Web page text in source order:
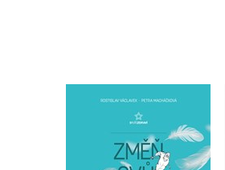
Změň svůj dech a
začnou se dít věci
Rostislav Václavek
Petra Václavková